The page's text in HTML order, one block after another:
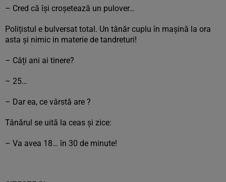
– Cred că își croșetează un pulover…
Polițistul e bulversat total. Un tânăr cuplu în mașină la ora
asta și nimic in materie de tandreturi!
– Câți ani ai tinere?
– 25…
– Dar ea, ce vârstă are ?
Tânărul se uită la ceas și zice:
– Va avea 18… în 30 de minute!